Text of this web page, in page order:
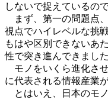
しないで捉えているの
まず、第一の問題点
視点でハイレベルな挑
もはや区別できないあ
性で突き進んできまし
モノをいくら進化さ
に代表される情報産業
とはいえ、日本のモ